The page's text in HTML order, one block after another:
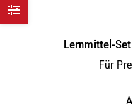
Lernmittel-
Für